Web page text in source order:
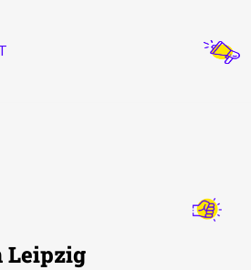
Leipzig